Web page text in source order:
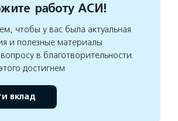
работу АСИ!
чтобы у вас была актуальная
и полезные материалы
в благотворительности.
достигнем
вклад